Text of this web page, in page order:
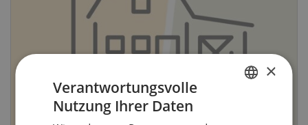
×
Verantwortungsvolle
Nutzung Ihrer Daten